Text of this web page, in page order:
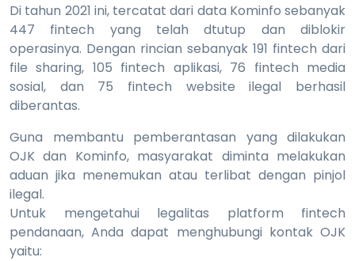
Di tahun 2021 ini, tercatat dari data Kominfo sebanyak
447 fintech yang telah dtutup dan diblokir
operasinya. Dengan rincian sebanyak 191 fintech dari
file sharing, 105 fintech aplikasi, 76 fintech media
sosial, dan 75 fintech website ilegal berhasil
diberantas.
Guna membantu pemberantasan yang dilakukan
OJK dan Kominfo, masyarakat diminta melakukan
aduan jika menemukan atau terlibat dengan pinjol
ilegal.
Untuk mengetahui legalitas platform fintech
pendanaan, Anda dapat menghubungi kontak OJK
yaitu: